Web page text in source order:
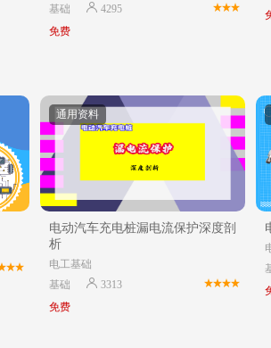
基础
4295
免费
通用资料
电动汽车充电桩漏电流保护深度剖
析
电工基础
基础
3313
免费